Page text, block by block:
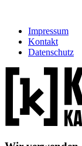
Impressum
Kontakt
Datenschutz